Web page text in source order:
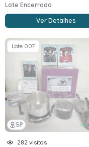
Lote Encerrado
Ver Detalhes
SP
Lote 007
282 visitas